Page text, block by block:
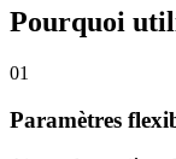
Pourquoi
01
Paramètres